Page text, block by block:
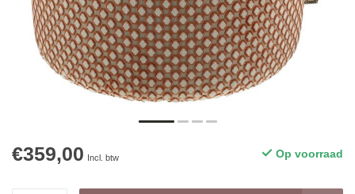
€359,00 Incl. btw Op voorraad